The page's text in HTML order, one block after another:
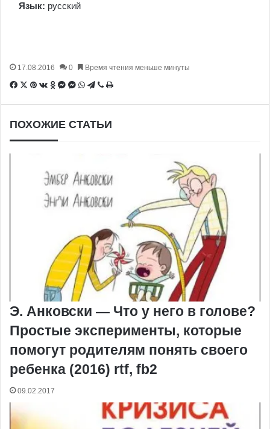
Язык: русский
17.08.2016 0 Время чтения меньше минуты
Facebook
X Pinterest
Вконтакте
Одноклассники
Messenger
Messenger
WhatsApp
Telegram
ViberПечатать
ПОХОЖИЕ СТАТЬИ
Э. Анковски — Что у него в голове?
Простые эксперименты, которые
помогут родителям понять своего
ребенка (2016) rtf, fb2
09.02.2017